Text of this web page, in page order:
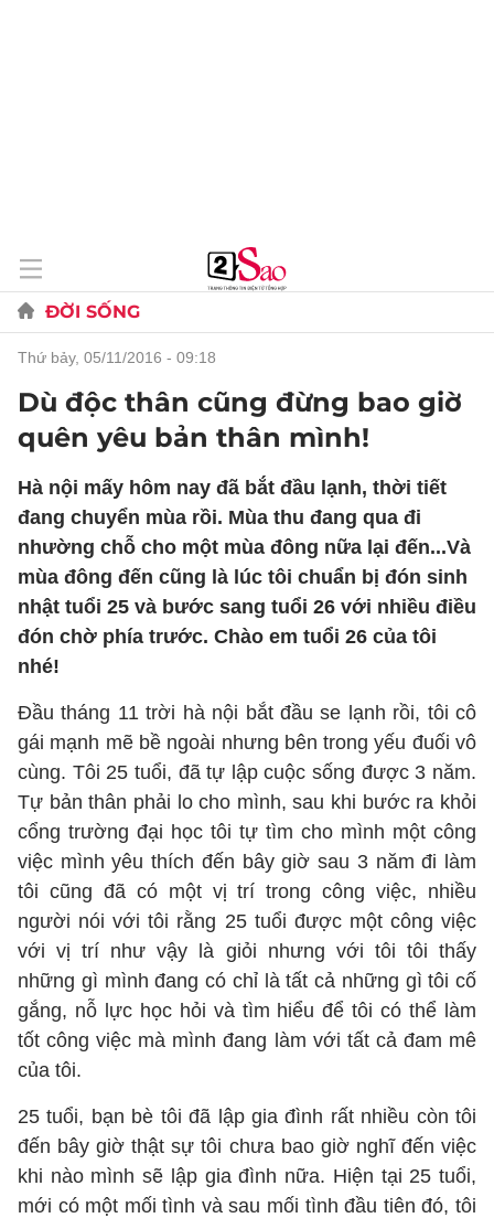
ĐỜI SỐNG
thứ bảy, 05/11/2016 - 09:18
Dù độc thân cũng đừng bao giờ
quên yêu bản thân mình!
Hà nội mấy hôm nay đã bắt đầu lạnh, thời tiết
đang chuyển mùa rồi. Mùa thu đang qua đi
nhường chỗ cho một mùa đông nữa lại đến...Và
mùa đông đến cũng là lúc tôi chuẩn bị đón sinh
nhật tuổi 25 và bước sang tuổi 26 với nhiều điều
đón chờ phía trước. Chào em tuổi 26 của tôi
nhé!
Đầu tháng 11 trời hà nội bắt đầu se lạnh rồi, tôi cô
gái mạnh mẽ bề ngoài nhưng bên trong yếu đuối vô
cùng. Tôi 25 tuổi, đã tự lập cuộc sống được 3 năm.
Tự bản thân phải lo cho mình, sau khi bước ra khỏi
cổng trường đại học tôi tự tìm cho mình một công
việc mình yêu thích đến bây giờ sau 3 năm đi làm
tôi cũng đã có một vị trí trong công việc, nhiều
người nói với tôi rằng 25 tuổi được một công việc
với vị trí như vậy là giỏi nhưng với tôi tôi thấy
những gì mình đang có chỉ là tất cả những gì tôi cố
gắng, nỗ lực học hỏi và tìm hiểu để tôi có thể làm
tốt công việc mà mình đang làm với tất cả đam mê
của tôi.
25 tuổi, bạn bè tôi đã lập gia đình rất nhiều còn tôi
đến bây giờ thật sự tôi chưa bao giờ nghĩ đến việc
khi nào mình sẽ lập gia đình nữa. Hiện tại 25 tuổi,
mới có một mối tình và sau mối tình đầu tiên đó, tôi